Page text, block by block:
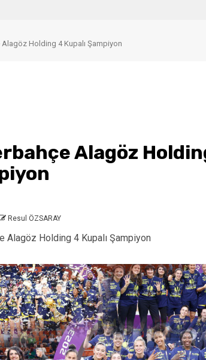
Alagöz Holding 4 Kupalı Şampiyon
Alagöz
Resul ÖZSARAY
Alagöz Holding 4 Kupalı Şampiyon